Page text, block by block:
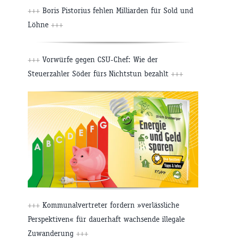
+++ Boris Pistorius fehlen Milliarden für Sold und
Löhne +++
+++ Vorwürfe gegen CSU-Chef: Wie der
Steuerzahler Söder fürs Nichtstun bezahlt +++
+++ Kommunalvertreter fordern »verlässliche
Perspektiven« für dauerhaft wachsende illegale
Zuwanderung +++